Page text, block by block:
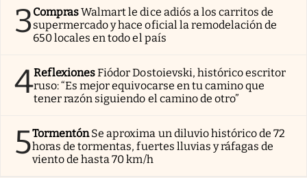
3ComprasWalmart le dice adiós a los carritos de
supermercado y hace oficial la remodelación de
650 locales en todo el país
4ReflexionesFiódor Dostoievski, histórico escritor
ruso: “Es mejor equivocarse en tu camino que
tener razón siguiendo el camino de otro”
5TormentónSe aproxima un diluvio histórico de 72
horas de tormentas, fuertes lluvias y ráfagas de
viento de hasta 70 km/h